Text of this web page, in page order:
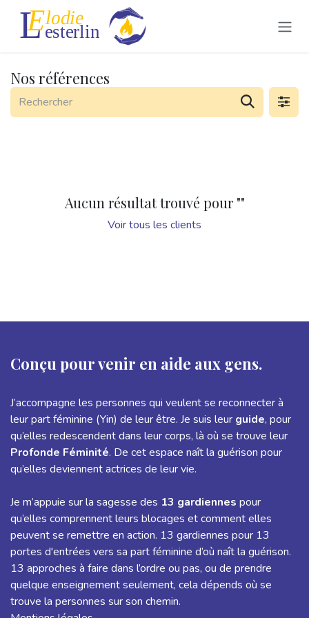
Se rendre au contenu
Nos références
Aucun résultat trouvé pour ""
Voir tous les clients
Conçu pour venir en aide aux gens.
J’accompagne les personnes qui veulent se reconnecter à
leur part féminine (Yin) de leur être. Je suis leur guide, pour
qu’elles redescendent dans leur corps, là où se trouve leur
Profonde Féminité. De cet espace naît la guérison pour
qu’elles deviennent actrices de leur vie.
Je m’appuie sur la sagesse des 13 gardiennes pour
qu’elles comprennent leurs blocages et comment elles
peuvent se remettre en action. 13 gardiennes pour 13
portes d'entrées vers sa part féminine d’où naît la guérison.
13 approches à faire dans l’ordre ou pas, ou de prendre
quelque enseignement seulement, cela dépends où se
trouve la personnes sur son chemin.